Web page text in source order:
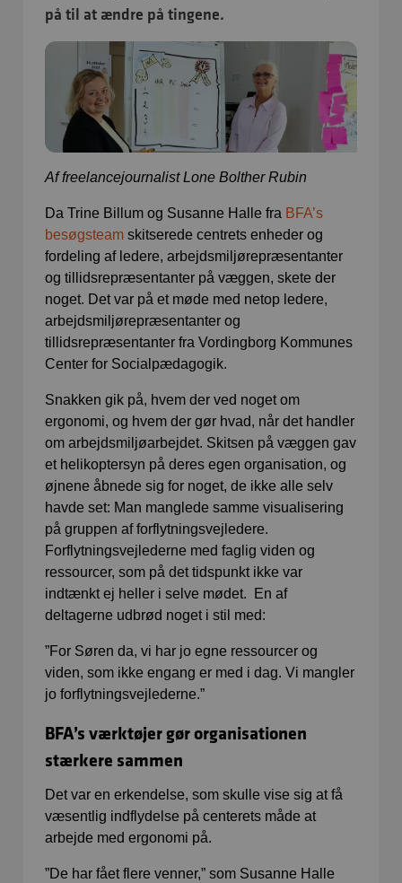
på til at ændre på tingene.
Af freelancejournalist Lone Bolther Rubin
Da Trine Billum og Susanne Halle fra BFA’s
besøgsteam skitserede centrets enheder og
fordeling af ledere, arbejdsmiljørepræsentanter
og tillidsrepræsentanter på væggen, skete der
noget. Det var på et møde med netop ledere,
arbejdsmiljørepræsentanter og
tillidsrepræsentanter fra Vordingborg Kommunes
Center for Socialpædagogik.
Snakken gik på, hvem der ved noget om
ergonomi, og hvem der gør hvad, når det handler
om arbejdsmiljøarbejdet. Skitsen på væggen gav
et helikoptersyn på deres egen organisation, og
øjnene åbnede sig for noget, de ikke alle selv
havde set: Man manglede samme visualisering
på gruppen af forflytningsvejledere.
Forflytningsvejlederne med faglig viden og
ressourcer, som på det tidspunkt ikke var
indtænkt ej heller i selve mødet. En af
deltagerne udbrød noget i stil med:
”For Søren da, vi har jo egne ressourcer og
viden, som ikke engang er med i dag. Vi mangler
jo forflytningsvejlederne.”
BFA’s værktøjer gør organisationen
stærkere sammen
Det var en erkendelse, som skulle vise sig at få
væsentlig indflydelse på centerets måde at
arbejde med ergonomi på.
”De har fået flere venner,” som Susanne Halle